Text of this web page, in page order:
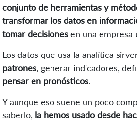
conjunto de herramientas y
transformar los datos en
tomar decisiones en una empresa
Los datos que usa la analítica
patrones, generar indicadores,
pensar en pronósticos.
Y aunque eso suene un poco
saberlo, la hemos usado desde